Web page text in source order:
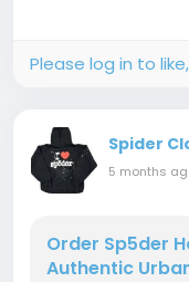
From its West
Please log in to
Spider
5 months
Order Sp5der
Authentic